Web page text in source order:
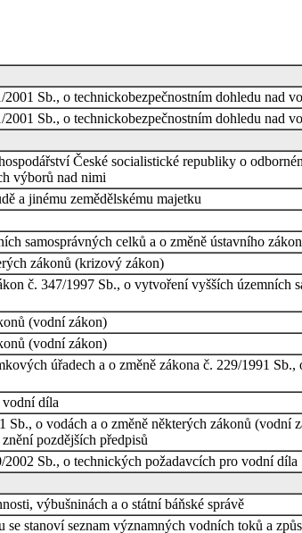
Sb., o technickobezpečnostním dohledu nad
Sb., o technickobezpečnostním dohledu nad
České socialistické republiky o
výborů nad nimi
a jinému zemědělskému majetku
samosprávných celků a o změně ústavního
zákonů (krizový zákon)
č. 347/1997 Sb., o vytvoření vyšších územních
(vodní zákon)
(vodní zákon)
úřadech a o změně zákona č. 229/1991
vodní díla
Sb., o vodách a o změně některých zákonů
pozdějších předpisů
Sb., o technických požadavcích pro vodní díla
výbušninách a o státní báňské správě
se stanoví seznam významných vodních toků a